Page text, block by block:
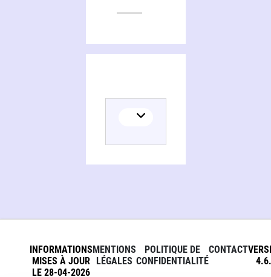
INFORMATIONS
MISES À JOUR
LE 28-04-2026
MENTIONS
LÉGALES
POLITIQUE DE
CONFIDENTIALITÉ
CONTACT